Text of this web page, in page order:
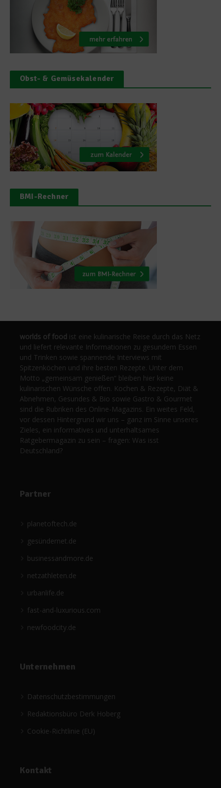
Obst- & Gemüsekalender
BMI-Rechner
worlds of food ist eine kulinarische Reise durch das Netz
und liefert relevante Informationen zu gesundem Essen
und Trinken sowie spannende Interviews mit
Spitzenköchen und ihre besten Rezepte. Unter dem
Motto „gemeinsam genießen“ bleiben hier keine
kulinarischen Wünsche offen. Kochen & Rezepte, Diät &
Abnehmen, Gesundes & Bio sowie Gastro & Gourmet
sind die Rubriken des Online-Magazins. Ein weites Feld,
vor dessen Hintergrund wir uns – ganz im Sinne unseres
Zieles, ein informatives und unterhaltsames
Ratgebermagazin zu sein – fragen: Was isst
Deutschland?
Partner
planetoftech.de
gesündernet.de
businessandmore.de
netzathleten.de
urbanlife.de
fast-and-luxurious.com
newfoodcity.de
Unternehmen
Datenschutzbestimmungen
Redaktionsbüro Derk Hoberg
Cookie-Richtlinie (EU)
Kontakt